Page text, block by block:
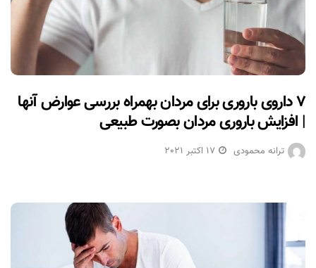
۷ داروی باروری برای مردان بهمراه بررسی عوارض آنها
| افزایش باروری مردان بصورت طبیعی
ترانه محمودی 17 اکتبر 2021